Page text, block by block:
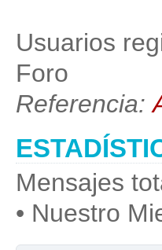
Usuarios
Foro
Referencia:
Mensajes
• Nuestro